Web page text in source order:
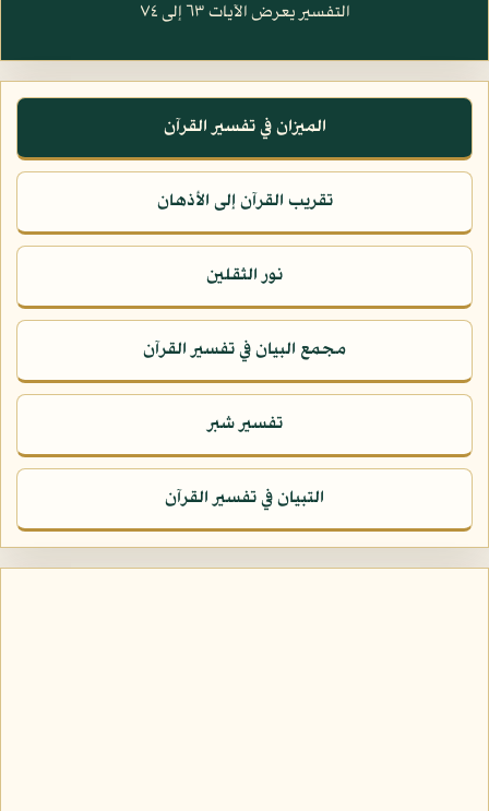
التفسير يعرض الآيات ٦٣ إلى ٧٤
الميزان في تفسير القرآن
تقريب القرآن إلى الأذهان
نور الثقلين
مجمع البيان في تفسير القرآن
تفسير شبر
التبيان في تفسير القرآن